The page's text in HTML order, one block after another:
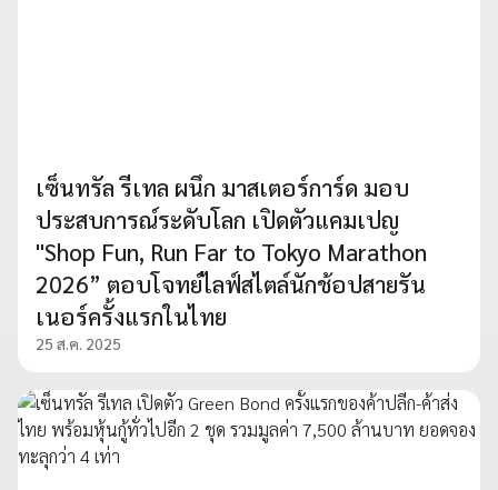
เซ็นทรัล รีเทล ผนึก มาสเตอร์การ์ด มอบ
ประสบการณ์ระดับโลก เปิดตัวแคมเปญ
"Shop Fun, Run Far to Tokyo Marathon
2026” ตอบโจทย์ไลฟ์สไตล์นักช้อปสายรัน
เนอร์ครั้งแรกในไทย
25 ส.ค. 2025